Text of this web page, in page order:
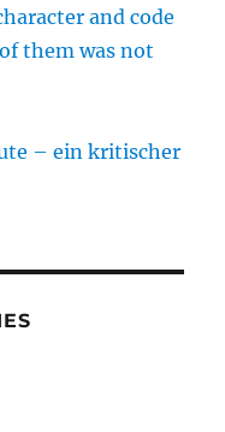
and code
them was not
– ein kritischer